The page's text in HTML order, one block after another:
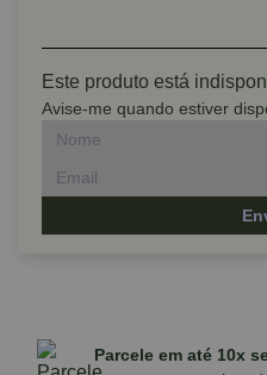
Este produto está
Avise-me quando estiver
Parcele em até 10x